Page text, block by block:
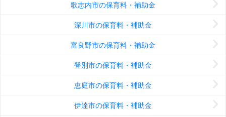
歌志内市の保育料・補助金
深川市の保育料・補助金
富良野市の保育料・補助金
登別市の保育料・補助金
恵庭市の保育料・補助金
伊達市の保育料・補助金